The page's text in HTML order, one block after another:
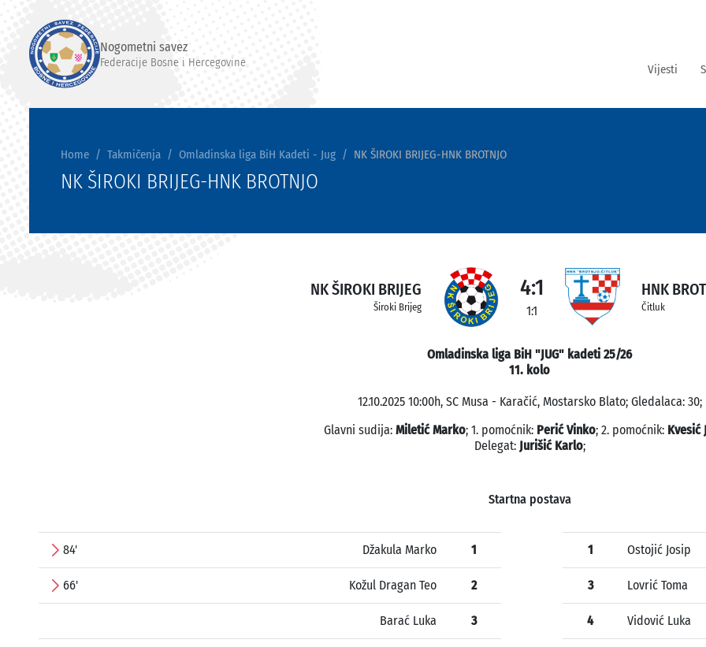
Nogometni savez
Federacije Bosne i Hercegovine Vijesti
Home Takmičenja Omladinska liga BiH Kadeti - Jug NK ŠIROKI BRIJEG-HNK BROTNJO
NK ŠIROKI BRIJEG-HNK BROTNJO
NK ŠIROKI BRIJEG
Široki Brijeg
4:1
1:1
HNK
Čitluk
Omladinska liga BiH "JUG" kadeti 25/26
11. kolo
12.10.2025 10:00h, SC Musa - Karačić, Mostarsko Blato; Gledalaca: 30;
Glavni sudija: Miletić Marko; 1. pomoćnik: Perić Vinko; 2. pomoćnik: Kvesić
Delegat: Jurišić Karlo;
Startna postava
84' Džakula Marko 1
66' Kožul Dragan Teo 2
Barać Luka 3
1 Ostojić Josip
3 Lovrić Toma
4 Vidović Luka